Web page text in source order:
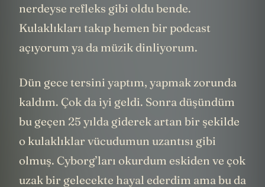
nerdeyse refleks gibi oldu bende.
Kulaklıkları takıp hemen bir podcast
açıyorum ya da müzik dinliyorum.
Dün gece tersini yaptım, yapmak zorunda
kaldım. Çok da iyi geldi. Sonra düşündüm
bu geçen 25 yılda giderek artan bir şekilde
o kulaklıklar vücudumun uzantısı gibi
olmuş. Cyborg’ları okurdum eskiden ve çok
uzak bir gelecekte hayal ederdim ama bu da